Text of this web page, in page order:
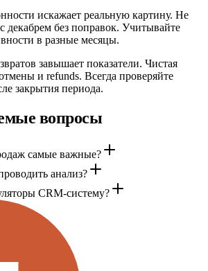
искажает реальную картину. Не
декабрем без поправок. Учитывайте
в разные месяцы.
завышает показатели. Чистая
и refunds. Всегда проверяйте
закрытия периода.
вопросы
самые важные?
анализ?
CRM-систему?